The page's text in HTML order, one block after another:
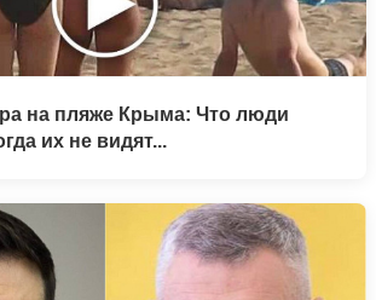
на пляже Крыма: Что люди
их не видят...